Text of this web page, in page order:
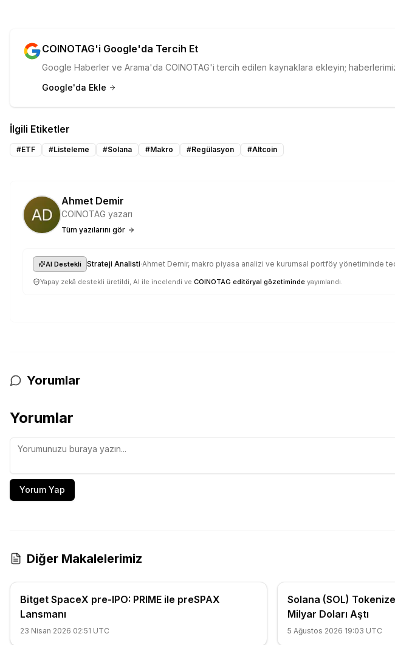
COINOTAG'i Google'da Tercih Et
Google Haberler ve Arama'da COINOTAG'i tercih edilen kaynaklara ekleyin;
Google'da Ekle
İlgili Etiketler
#ETF #Listeleme #Solana #Makro #Regülasyon #Altcoin
Ahmet Demir
COINOTAG yazarı
Tüm yazılarını gör
AI Destekli Strateji Analisti·Ahmet Demir, makro piyasa analizi ve kurumsal portföy yönetiminde
Yapay zekâ destekli üretildi, AI ile incelendi ve COINOTAG editöryal gözetiminde yayımlandı.
Yorumlar
Yorumlar
Yorum Yap
Diğer Makalelerimiz
Bitget SpaceX pre-IPO: PRIME ile preSPAX
Lansmanı
23 Nisan 2026 02:51 UTC
Solana (SOL)
Milyar Doları Aştı
5 Ağustos 2026 19:03 UTC